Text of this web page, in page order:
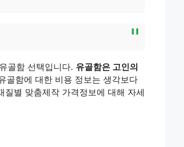
골함 선택입니다. 유골함은 고인의
골함에 대한 비용 정보는 생각보다
별 맞춤제작 가격정보에 대해 자세